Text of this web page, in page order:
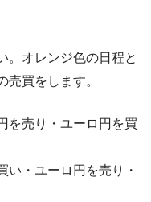
。オレンジ色の日程と
売買をします。
を売り・ユーロ円を買
い・ユーロ円を売り・